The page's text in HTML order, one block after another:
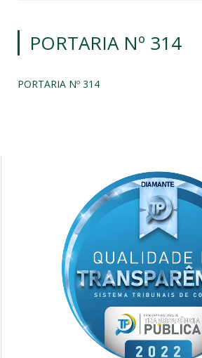
PORTARIA Nº 314
PORTARIA Nº 314